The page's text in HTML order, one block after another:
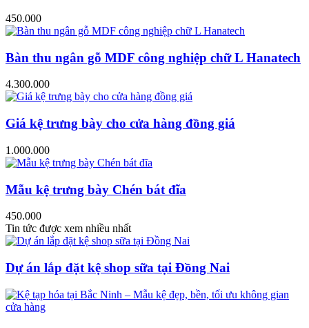
450.000
Bàn thu ngân gỗ MDF công nghiệp chữ L Hanatech
4.300.000
Giá kệ trưng bày cho cửa hàng đồng giá
1.000.000
Mẫu kệ trưng bày Chén bát đĩa
450.000
Tin tức được xem nhiều nhất
Dự án lắp đặt kệ shop sữa tại Đồng Nai